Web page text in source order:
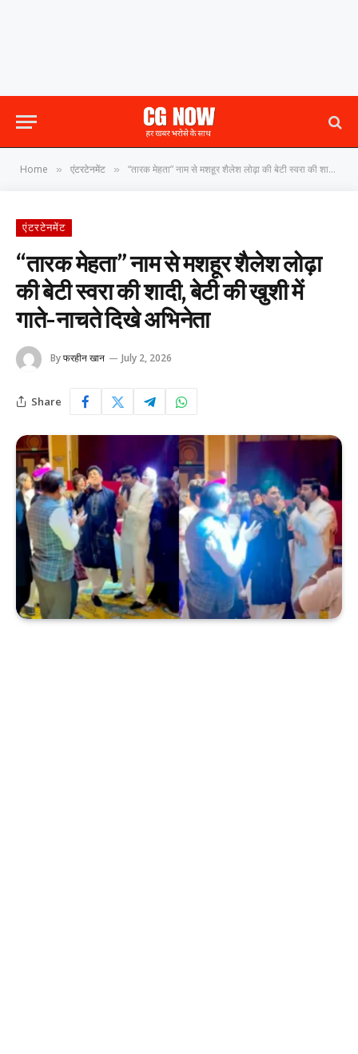
Home » एंटरटेनमेंट » “तारक मेहता” नाम से मशहूर शैलेश लोढ़ा की बेटी स्वरा की शादी, बेटी की खुशी में गाते-नाचते दिखे अभिनेता
एंटरटेनमेंट
“तारक मेहता” नाम से मशहूर शैलेश लोढ़ा
की बेटी स्वरा की शादी, बेटी की खुशी में
गाते-नाचते दिखे अभिनेता
Byफरहीन खान July 2, 2026
Share